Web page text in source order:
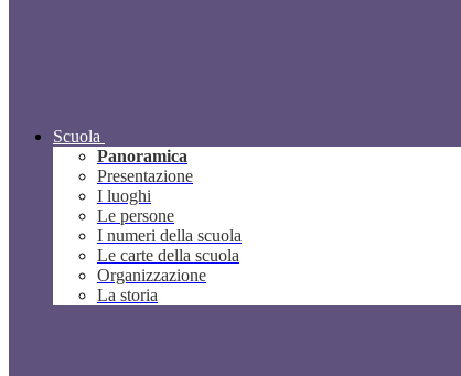
Scuola
Panoramica
Presentazione
I luoghi
Le persone
I numeri della scuola
Le carte della scuola
Organizzazione
La storia